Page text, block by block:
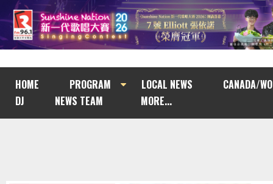
HOME PROGRAM LOCAL NEWS
CANADA/
DJ
NEWS TEAM MORE...